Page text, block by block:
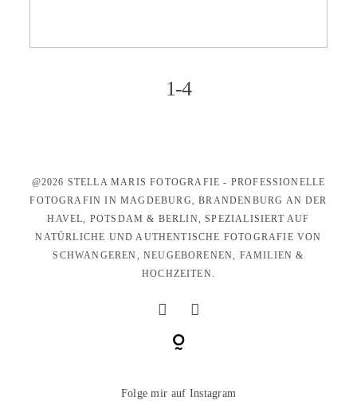
1-4
@2026 STELLA MARIS FOTOGRAFIE - PROFESSIONELLE
FOTOGRAFIN IN MAGDEBURG, BRANDENBURG AN DER
HAVEL, POTSDAM & BERLIN, SPEZIALISIERT AUF
NATÜRLICHE UND AUTHENTISCHE FOTOGRAFIE VON
SCHWANGEREN, NEUGEBORENEN, FAMILIEN &
HOCHZEITEN.
Folge mir auf Instagram